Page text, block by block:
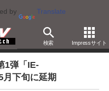
by Translate
検索 Impressサイト
1弾「IE-
月下旬に延期